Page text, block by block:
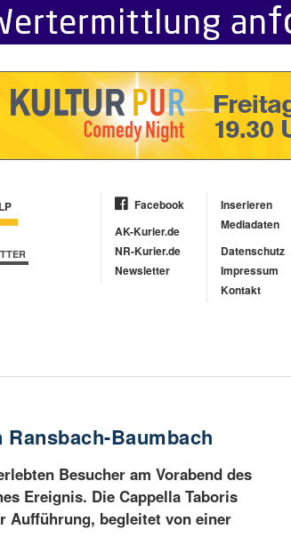
Facebook
AK-Kurier.de
NR-Kurier.de
Newsletter
Inserieren
Mediadaten
Datenschutz
Impressum
Kontakt
Baumbach
Besucher am Vorabend des
Ereignis. Die Cappella Taboris
Aufführung, begleitet von einer